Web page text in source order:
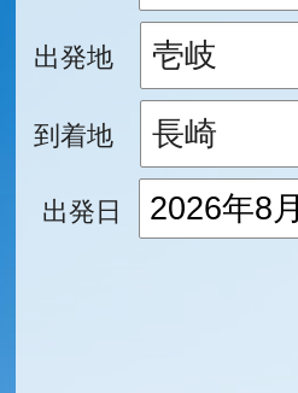
出発地
到着地
出発日